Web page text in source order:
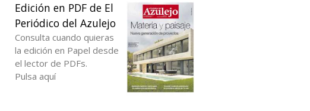
Edición en PDF de El
Periódico del Azulejo
Consulta cuando quieras
la edición en Papel desde
el lector de PDFs.
Pulsa aquí